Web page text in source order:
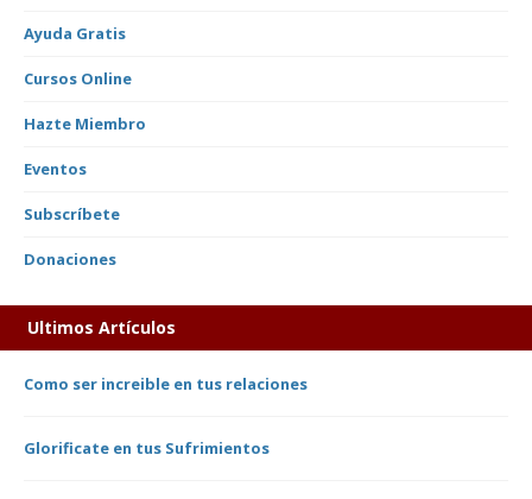
Ayuda Gratis
Cursos Online
Hazte Miembro
Eventos
Subscríbete
Donaciones
Ultimos Artículos
Como ser increible en tus relaciones
Glorificate en tus Sufrimientos